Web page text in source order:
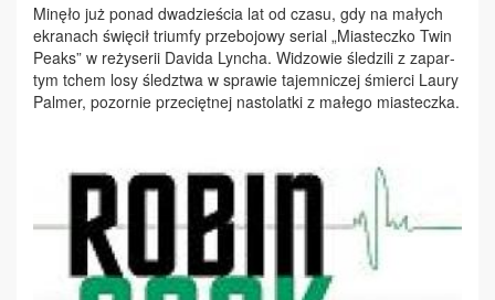
Mi­nę­ło już po­nad dwa­dzie­ścia lat od cza­su, gdy na ma­łych
ekra­nach świę­cił trium­fy prze­bo­jo­wy se­rial „Mia­stecz­ko Twin
Pe­aks” w re­ży­se­rii Da­vi­da Lyn­cha. Wi­dzo­wie śle­dzi­li z za­par­
tym tchem lo­sy śledz­twa w spra­wie ta­jem­ni­czej śmier­ci Lau­ry
Pal­mer, po­zor­nie prze­cięt­nej na­sto­lat­ki z ma­łe­go mia­stecz­ka.